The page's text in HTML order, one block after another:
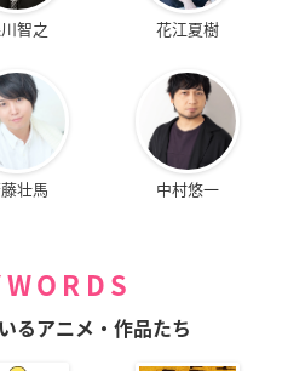
智之 花江夏樹
壮馬 中村悠一
るアニメ・作品たち